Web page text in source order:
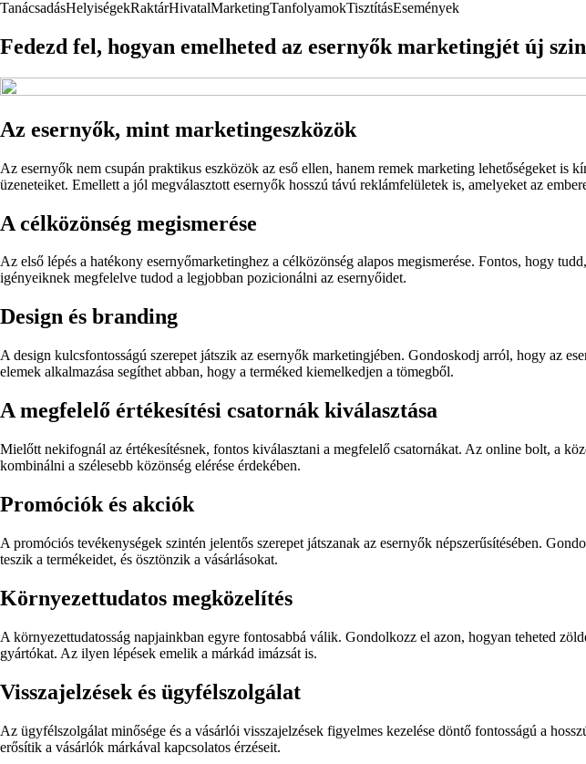
TanácsadásHelyiségekRaktárHivatalMarketingTanfolyamokTisztításEsemények
Fedezd fel, hogyan emelheted az esernyők marketingjét új
Az esernyők, mint marketingeszközök
Az esernyők nem csupán praktikus eszközök az eső ellen, hanem remek marketing lehetőségeket
üzeneteiket. Emellett a jól megválasztott esernyők hosszú távú reklámfelületek is, amelyeket az
A célközönség megismerése
Az első lépés a hatékony esernyőmarketinghez a célközönség alapos megismerése. Fontos, hogy
igényeiknek megfelelve tudod a legjobban pozicionálni az esernyőidet.
Design és branding
A design kulcsfontosságú szerepet játszik az esernyők marketingjében. Gondoskodj arról, hogy az
elemek alkalmazása segíthet abban, hogy a terméked kiemelkedjen a tömegből.
A megfelelő értékesítési csatornák kiválasztása
Mielőtt nekifognál az értékesítésnek, fontos kiválasztani a megfelelő csatornákat. Az online bolt, a
kombinálni a szélesebb közönség elérése érdekében.
Promóciók és akciók
A promóciós tevékenységek szintén jelentős szerepet játszanak az esernyők népszerűsítésében.
teszik a termékeidet, és ösztönzik a vásárlásokat.
Környezettudatos megközelítés
A környezettudatosság napjainkban egyre fontosabbá válik. Gondolkozz el azon, hogyan teheted
gyártókat. Az ilyen lépések emelik a márkád imázsát is.
Visszajelzések és ügyfélszolgálat
Az ügyfélszolgálat minősége és a vásárlói visszajelzések figyelmes kezelése döntő fontosságú a
erősítik a vásárlók márkával kapcsolatos érzéseit.